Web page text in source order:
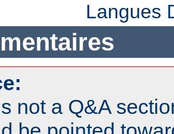
Langues
not a Q&A